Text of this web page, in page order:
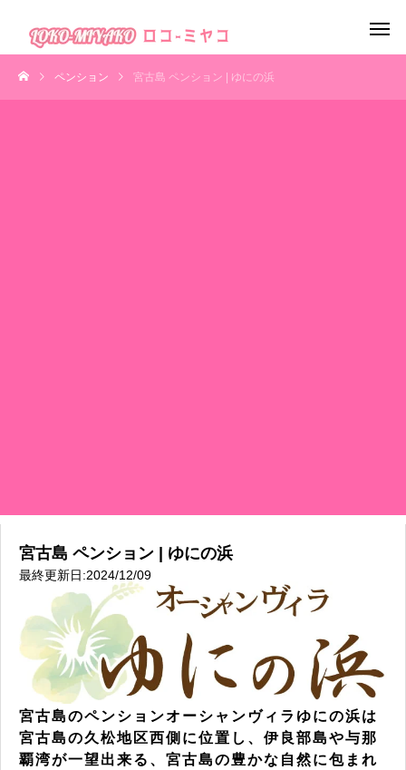
ペンション 宮古島 ペンション | ゆにの浜
宮古島 ペンション | ゆにの浜
最終更新日:2024/12/09
宮古島のペンションオーシャンヴィラゆにの浜は
宮古島の久松地区西側に位置し、伊良部島や与那
覇湾が一望出来る、宮古島の豊かな自然に包まれ